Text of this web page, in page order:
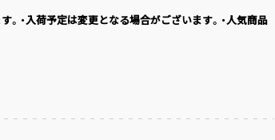
。・入荷予定は変更となる場合がございます。・人気商品